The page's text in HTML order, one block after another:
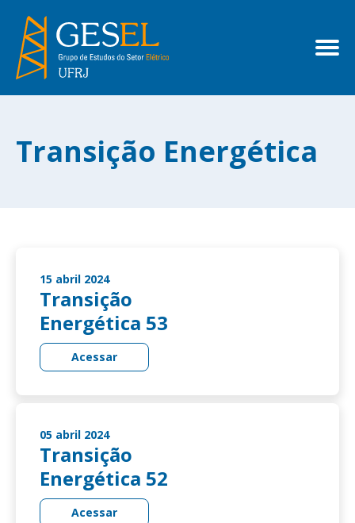
Transição Energética
15 abril 2024
Transição
Energética 53
Acessar
05 abril 2024
Transição
Energética 52
Acessar